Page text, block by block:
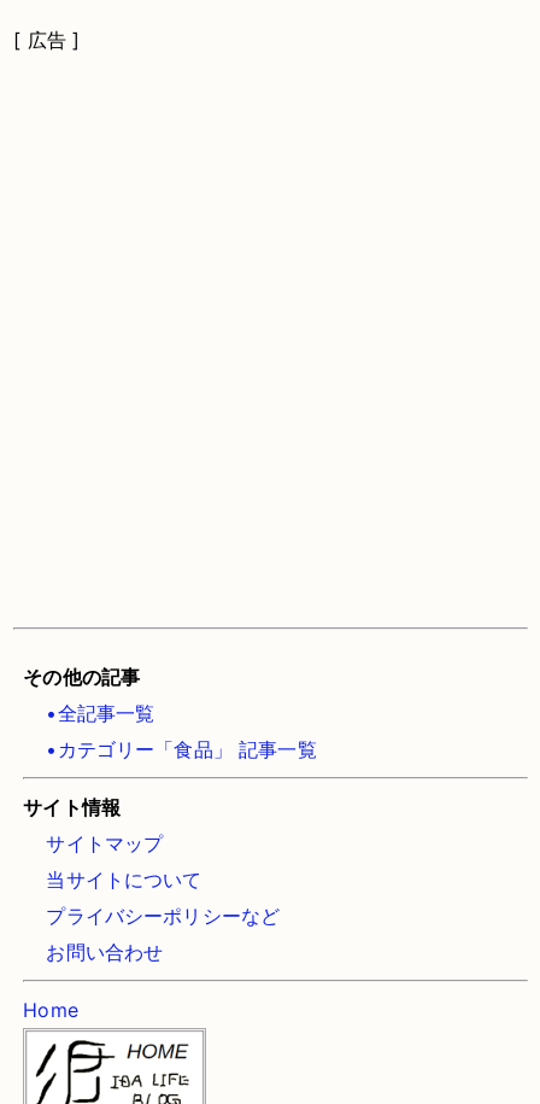
[ 広告 ]
その他の記事
•全記事一覧
•カテゴリー「食品」 記事一覧
サイト情報
サイトマップ
当サイトについて
プライバシーポリシーなど
お問い合わせ
Home